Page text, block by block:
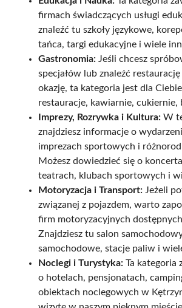
firmach świadczących usługi
znaleźć tu szkoły językowe,
tańca, targi edukacyjne i wiele
Gastronomia: Jeśli chcesz
specjałów lub znaleźć
okazję, ta kategoria jest dla
restauracje, kawiarnie, cukiernie,
Imprezy, Rozrywka i Kultura: W
znajdziesz informacje o
imprezach sportowych i
Możesz dowiedzieć się o
teatrach, klubach sportowych i
Motoryzacja i Transport: Jeżeli
związanej z pojazdem, warto
firm motoryzacyjnych
Znajdziesz tu salon
samochodowe, stacje paliw i
Noclegi i Turystyka: Ta kategoria
o hotelach, pensjonatach,
obiektach noclegowych w